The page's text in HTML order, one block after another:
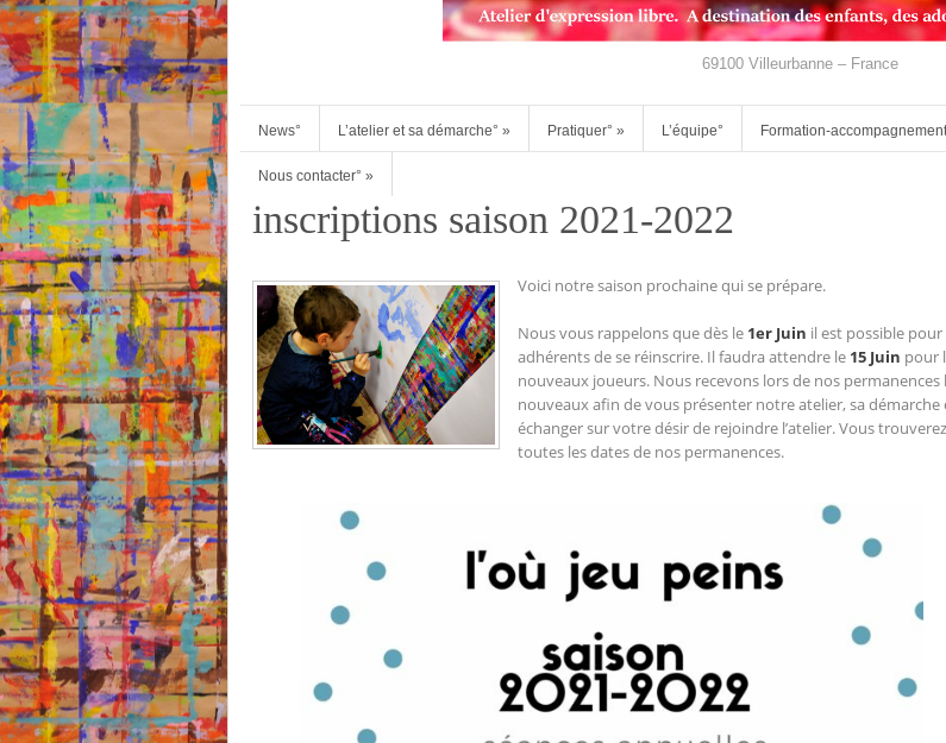
69100 Villeurbanne – France
News° L’atelier et sa démarche° » Pratiquer° » L’équipe° Formation-accompagnement
Nous contacter° »
inscriptions saison 2021-2022
Voici notre saison prochaine qui se prépare.
Nous vous rappelons que dès le 1er Juin il est possible pour
adhérents de se réinscrire. Il faudra attendre le 15 Juin pour
nouveaux joueurs. Nous recevons lors de nos permanences
nouveaux afin de vous présenter notre atelier, sa démarche
échanger sur votre désir de rejoindre l’atelier. Vous
toutes les dates de nos permanences.